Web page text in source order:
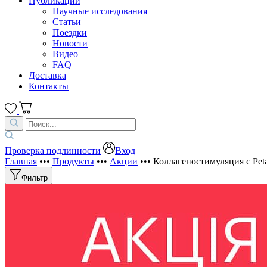
Научные исследования
Статьи
Поездки
Новости
Видео
FAQ
Доставка
Контакты
Проверка подлинности
Вход
Главная ••• Продукты ••• Акции ••• Коллагеностимуляция с
Фильтр